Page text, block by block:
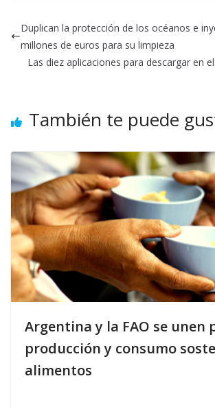
Duplican la protección de los océanos e
millones de euros para su limpieza
Las diez aplicaciones para descargar en
También te puede
Argentina y la FAO se unen
producción y consumo
alimentos